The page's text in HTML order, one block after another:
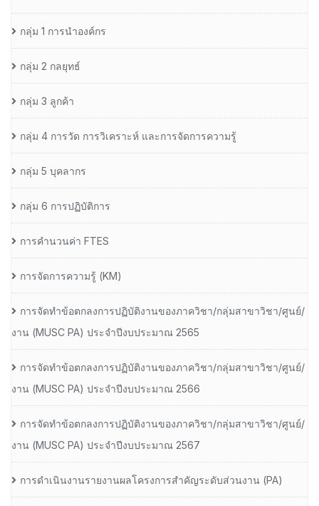
กลุ่ม 1 การนำองค์กร
กลุ่ม 2 กลยุทธ์
กลุ่ม 3 ลูกค้า
กลุ่ม 4 การวัด การวิเคราะห์ และการจัดการความรู้
กลุ่ม 5 บุคลากร
กลุ่ม 6 การปฏิบัติการ
การคำนวนค่า FTES
การจัดการความรู้ (KM)
การจัดทำข้อตกลงการปฏิบัติงานของภาควิชา/กลุ่มสาขาวิชา/ศูนย์/
งาน (MUSC PA) ประจำปีงบประมาณ 2565
การจัดทำข้อตกลงการปฏิบัติงานของภาควิชา/กลุ่มสาขาวิชา/ศูนย์/
งาน (MUSC PA) ประจำปีงบประมาณ 2566
การจัดทำข้อตกลงการปฏิบัติงานของภาควิชา/กลุ่มสาขาวิชา/ศูนย์/
งาน (MUSC PA) ประจำปีงบประมาณ 2567
การดำเนินงานรายงานผลโครงการสำคัญระดับส่วนงาน (PA)